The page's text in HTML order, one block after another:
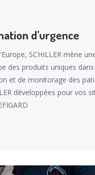
d’urgence
SCHILLER mène
des produits uniques
et de monitorage des
développées pour vos